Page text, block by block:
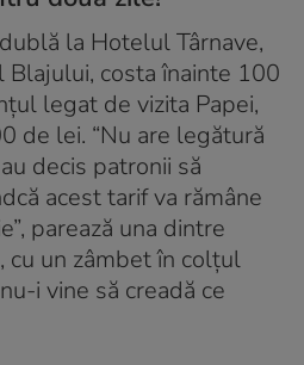
la Hotelul Târnave,
Blajului, costa înainte 100
legat de vizita Papei,
de lei. “Nu are legătură
decis patronii să
acest tarif va rămâne
parează una dintre
un zâmbet în colțul
i vine să creadă ce